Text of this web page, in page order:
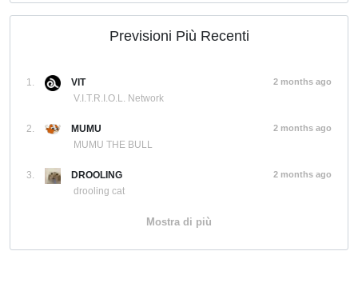
Previsioni Più Recenti
1.
VIT
V.I.T.R.I.O.L. Network
2 months ago
2.
MUMU
MUMU THE BULL
2 months ago
3.
DROOLING
drooling cat
2 months ago
Mostra di più